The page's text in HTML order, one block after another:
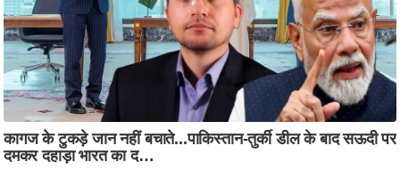
वि
श्ले
ष
ण
स
म
सा